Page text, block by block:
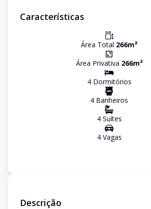
Características
Área Total 266m²
Área Privativa 266m²
4Dormitórios
4 Banheiros
4Suítes
4Vagas
Descrição